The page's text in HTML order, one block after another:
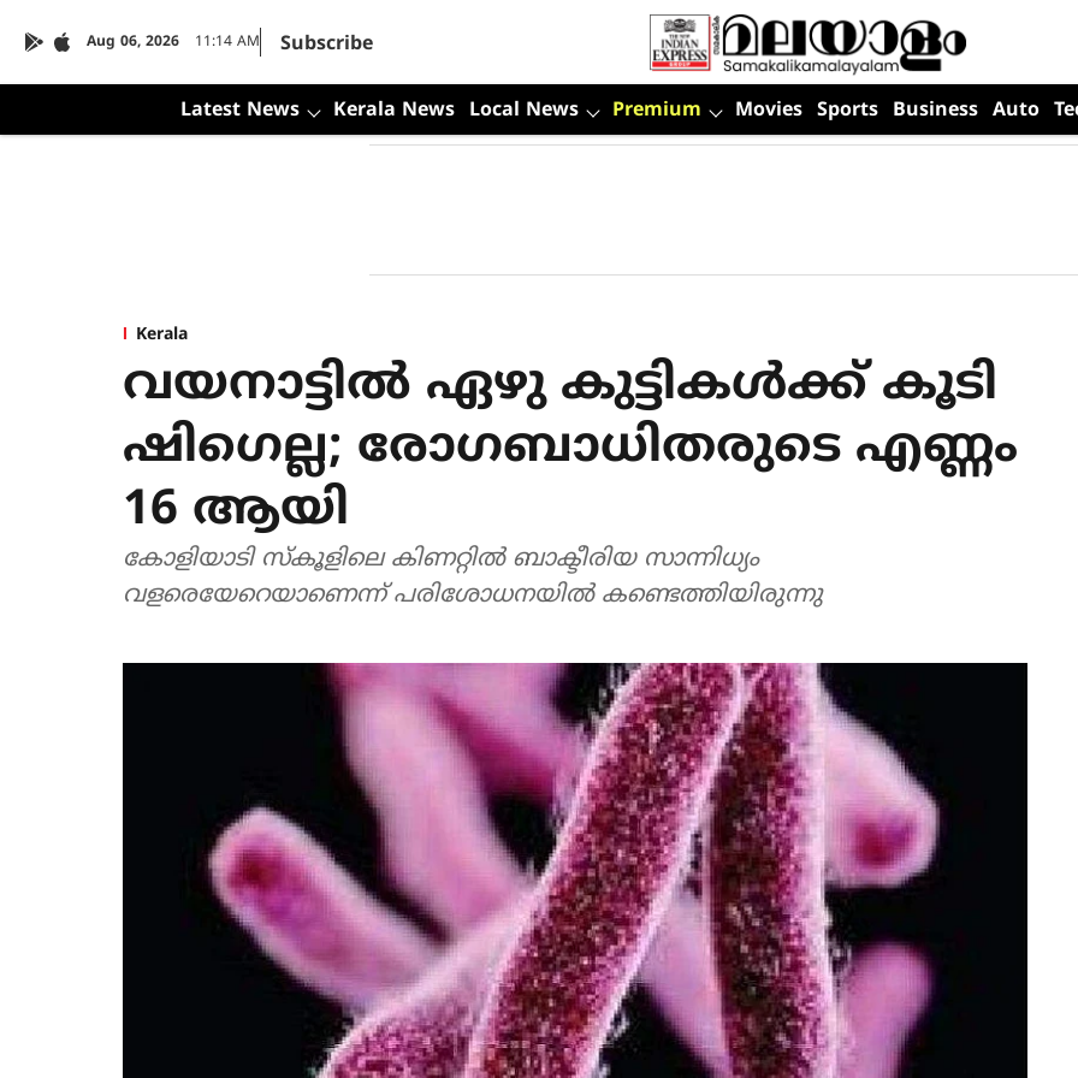
Aug 06, 2026 11:14 AM Subscribe
Latest News Kerala News Local News Premium Movies Sports Business Auto
Kerala
വയനാട്ടിൽ ഏഴു കുട്ടികൾക്ക് കൂടി
ഷി​ഗെല്ല; രോ​ഗബാധിതരുടെ എണ്ണം
16 ആയി
കോളിയാടി സ്‌കൂളിലെ കിണറ്റില്‍ ബാക്ടീരിയ സാന്നിധ്യം
വളരെയേറെയാണെന്ന് പരിശോധനയില്‍ കണ്ടെത്തിയിരുന്നു